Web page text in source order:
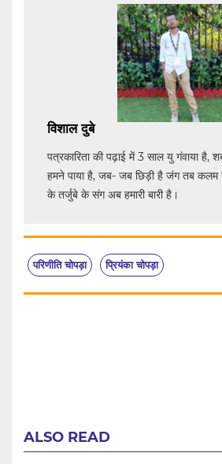
विशाल दुबे
पत्रकारिता की पढ़ाई में 3 साल यु गंवाया है,
हमने पाया है, जब- जब छिड़ी है जंग तब कलम ने
के तर्जुबे के संग अब हमारी बारी है।
परिणीति चोपड़ा प्रियंका चोपड़ा
ALSO READ